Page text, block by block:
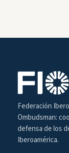
Federación
Ombudsman:
defensa de los
Iberoamérica.